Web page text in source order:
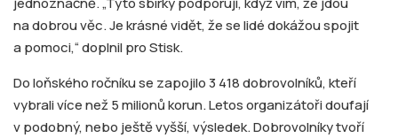
na dobrou věc. Je krásné vidět, že se lidé dokážou spojit
a pomoci,“ doplnil pro Stisk.
Do loňského ročníku se zapojilo 3 418 dobrovolníků, kteří
vybrali více než 5 milionů korun. Letos organizátoři doufají
v podobný, nebo ještě vyšší, výsledek. Dobrovolníky tvoří